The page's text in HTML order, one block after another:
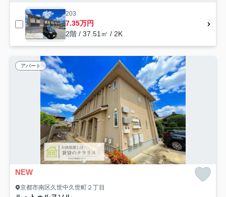
203
7.35万円
2階 / 37.51㎡ / 2K
アパート
NEW
京都市南区久世中久世町２丁目